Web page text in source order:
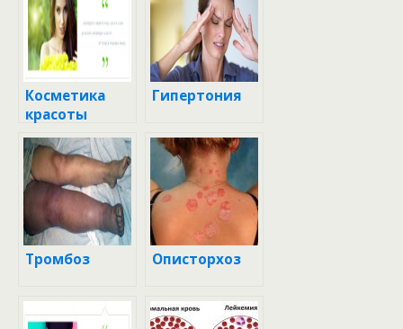
Косметика
красоты
Гипертония
Тромбоз Описторхоз